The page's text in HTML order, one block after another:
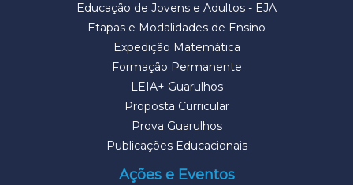
Educação de Jovens e Adultos - EJA
Etapas e Modalidades de Ensino
Expedição Matemática
Formação Permanente
LEIA+ Guarulhos
Proposta Curricular
Prova Guarulhos
Publicações Educacionais
Ações e Eventos